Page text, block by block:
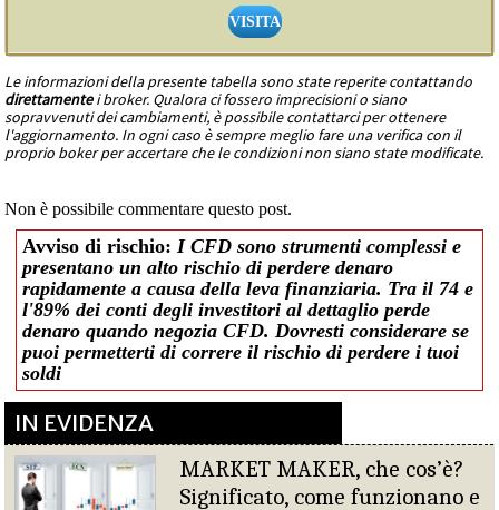
VISITA
Le informazioni della presente tabella sono state reperite contattando
direttamentei broker. Qualora ci fossero imprecisioni o siano
sopravvenuti dei cambiamenti, è possibile contattarci per ottenere
l'aggiornamento. In ogni caso è sempre meglio fare una verifica con il
proprio boker per accertare che le condizioni non siano state modificate.
Non è possibile commentare questo post.
Avviso di rischio:I CFD sono strumenti complessi e
presentano un alto rischio di perdere denaro
rapidamente a causa della leva finanziaria. Tra il 74 e
l'89% dei conti degli investitori al dettaglio perde
denaro quando negozia CFD. Dovresti considerare se
puoi permetterti di correre il rischio di perdere i tuoi
soldi
IN EVIDENZA
MARKET MAKER, che cos’è?
Significato, come funzionano e